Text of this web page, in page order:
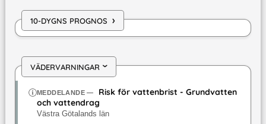
10-DYGNS PROGNOS ›
VÄDERVARNINGAR›
MEDDELANDE—
Risk för vattenbrist - Grundvatten
och vattendrag
Västra Götalands län